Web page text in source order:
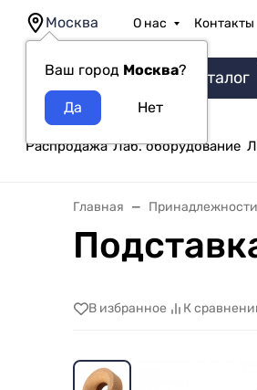
Москва
Ваш город Москва?
О нас Контакты
Каталог
Распродажа Лаб. оборудование
Главная Принадлежности
В избранное К